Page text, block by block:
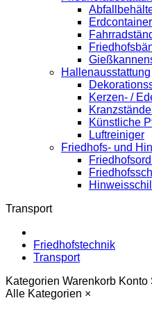
Erdcontainer
Hallenausstattung
Kerzen- /
Künstliche
Luftreiniger
Friedhofs- und
Transport
Friedhofstechnik
Transport
Kategorien Warenkorb Konto
Alle Kategorien ×